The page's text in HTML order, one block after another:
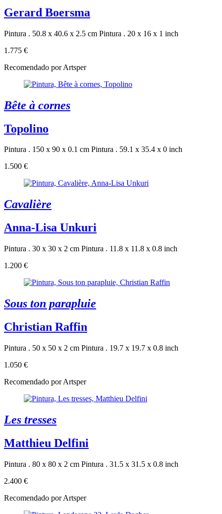
Gerard Boersma
Pintura . 50.8 x 40.6 x 2.5 cm Pintura . 20 x 16 x 1 inch
1.775 €
Recomendado por Artsper
Bête à cornes
Topolino
Pintura . 150 x 90 x 0.1 cm Pintura . 59.1 x 35.4 x 0 inch
1.500 €
Cavalière
Anna-Lisa Unkuri
Pintura . 30 x 30 x 2 cm Pintura . 11.8 x 11.8 x 0.8 inch
1.200 €
Sous ton parapluie
Christian Raffin
Pintura . 50 x 50 x 2 cm Pintura . 19.7 x 19.7 x 0.8 inch
1.050 €
Recomendado por Artsper
Les tresses
Matthieu Delfini
Pintura . 80 x 80 x 2 cm Pintura . 31.5 x 31.5 x 0.8 inch
2.400 €
Recomendado por Artsper